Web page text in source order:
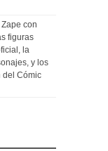
con
figuras
la
y los
del Cómic